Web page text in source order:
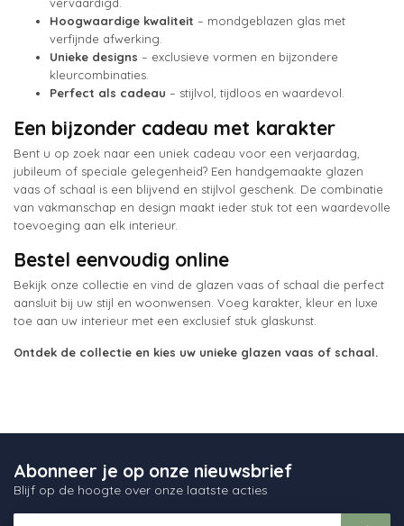
vervaardigd.
Hoogwaardige kwaliteit – mondgeblazen glas met
verfijnde afwerking.
Unieke designs – exclusieve vormen en bijzondere
kleurcombinaties.
Perfect als cadeau – stijlvol, tijdloos en waardevol.
Een bijzonder cadeau met karakter
Bent u op zoek naar een uniek cadeau voor een verjaardag,
jubileum of speciale gelegenheid? Een handgemaakte glazen
vaas of schaal is een blijvend en stijlvol geschenk. De combinatie
van vakmanschap en design maakt ieder stuk tot een waardevolle
toevoeging aan elk interieur.
Bestel eenvoudig online
Bekijk onze collectie en vind de glazen vaas of schaal die perfect
aansluit bij uw stijl en woonwensen. Voeg karakter, kleur en luxe
toe aan uw interieur met een exclusief stuk glaskunst.
Ontdek de collectie en kies uw unieke glazen vaas of schaal.
Abonneer je op onze nieuwsbrief
Blijf op de hoogte over onze laatste acties